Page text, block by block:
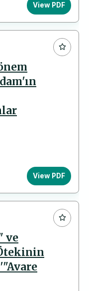
View PDF
View PDF
ve